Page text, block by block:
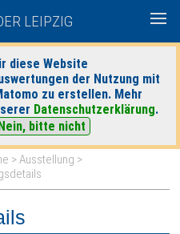
LEIPZIG
diese Website
der Nutzung mit
zu erstellen. Mehr
Datenschutzerklärung.
bitte nicht
heute|morgen| Detaillierte Suche
>Ausstellung >